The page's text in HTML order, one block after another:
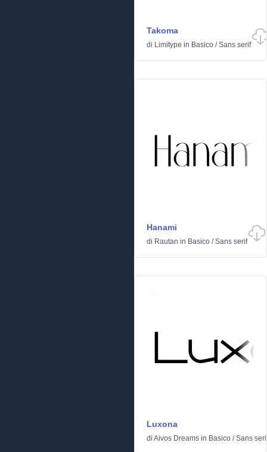
Takoma
di Limitype in Basico /Sans serif
Hanami
di Rautan in Basico /Sans serif
Luxona
di Aivos Dreams in Basico /Sans